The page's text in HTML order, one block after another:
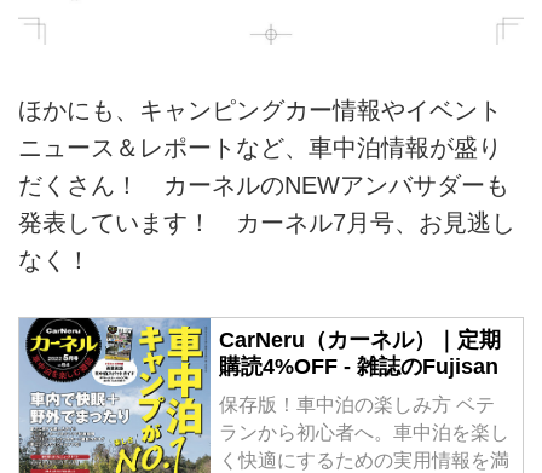
ほかにも、キャンピングカー情報やイベント
ニュース＆レポートなど、車中泊情報が盛り
だくさん！ カーネルのNEWアンバサダーも
発表しています！ カーネル7月号、お見逃し
なく！
CarNeru（カーネル）｜定期
購読4%OFF - 雑誌のFujisan
保存版！車中泊の楽しみ方 ベテ
ランから初心者へ。車中泊を楽し
く快適にするための実用情報を満